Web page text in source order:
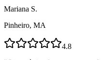
Mariana S.
Pinheiro, MA
4.8